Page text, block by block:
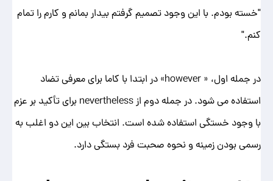
"خسته بودم. با این وجود تصمیم گرفتم بیدار بمانم و کارم را تمام
کنم."
در جمله اول، « however» در ابتدا با کاما برای معرفی تضاد
استفاده می شود. در جمله دوم از nevertheless برای تأکید بر عزم
با وجود خستگی استفاده شده است. انتخاب بین این دو اغلب به
رسمی بودن زمینه و نحوه صحبت فرد بستگی دارد.